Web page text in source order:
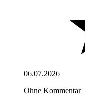
06.07.2026
Ohne Kommentar